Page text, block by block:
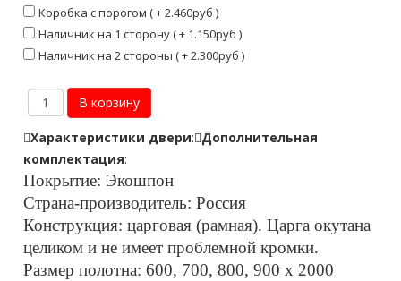
Коробка с порогом ( + 2.460руб )
Наличник на 1 сторону ( + 1.150руб )
Наличник на 2 стороны ( + 2.300руб )
Характеристики двери: Дополнительная
комплектация:
Покрытие: Экошпон
Страна-производитель: Россия
Конструкция: царговая (рамная). Царга окутана
целиком и не имеет проблемной кромки.
Размер полотна: 600, 700, 800, 900 х 2000